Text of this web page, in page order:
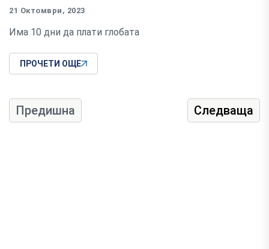
21 Октомври, 2023
Има 10 дни да плати глобата
ПРОЧЕТИ ОЩЕ
Предишна Следваща